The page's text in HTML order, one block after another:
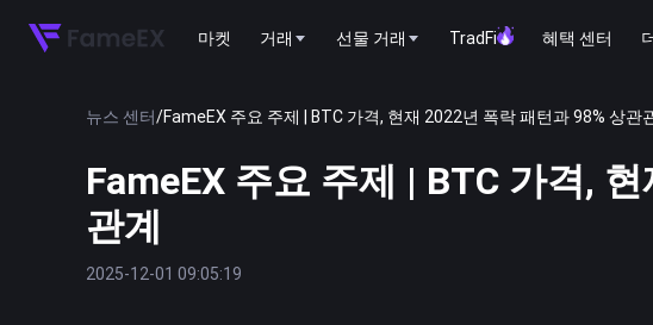
마켓 거래 선물 거래 TradFi 혜택 센터
뉴스 센터/FameEX 주요 주제 | BTC 가격, 현재 2022년 폭락 패턴과 98% 상관
FameEX 주요 주제 | BTC 가격,
관계
2025-12-01 09:05:19